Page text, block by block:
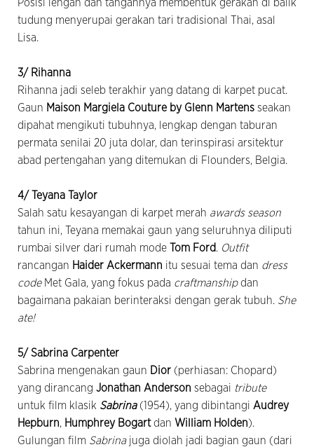
Posisi lengan dan tangannya membentuk gerakan di balik
tudung menyerupai gerakan tari tradisional Thai, asal
Lisa.
3/ Rihanna
Rihanna jadi seleb terakhir yang datang di karpet pucat.
Gaun Maison Margiela Couture by Glenn Martens seakan
dipahat mengikuti tubuhnya, lengkap dengan taburan
permata senilai 20 juta dolar, dan terinspirasi arsitektur
abad pertengahan yang ditemukan di Flounders, Belgia.
4/ Teyana Taylor
Salah satu kesayangan di karpet merah awards season
tahun ini, Teyana memakai gaun yang seluruhnya diliputi
rumbai silver dari rumah mode Tom Ford. Outfit
rancangan Haider Ackermann itu sesuai tema dan dress
codeMet Gala, yang fokus pada craftmanshipdan
bagaimana pakaian berinteraksi dengan gerak tubuh. She
ate!
5/ Sabrina Carpenter
Sabrina mengenakan gaun Dior (perhiasan: Chopard)
yang dirancang Jonathan Anderson sebagai tribute
untuk film klasik Sabrina(1954), yang dibintangi Audrey
Hepburn, Humphrey Bogartdan William Holden).
Gulungan film Sabrinajuga diolah jadi bagian gaun (dari